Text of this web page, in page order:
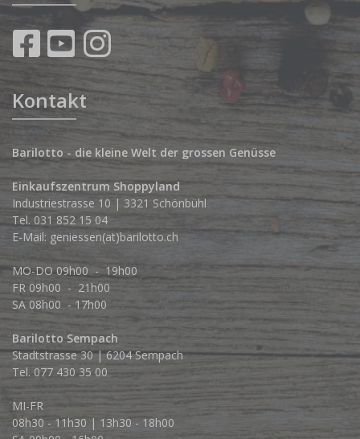
Kontakt
Barilotto - die kleine Welt der grossen Genüsse
Einkaufszentrum Shoppyland
Industriestrasse 10 | 3321 Schönbühl
Tel. 031 852 15 04
E-Mail: geniessen(at)barilotto.ch
MO-DO 09h00 - 19h00
FR 09h00 - 21h00
SA 08h00 - 17h00
Barilotto Sempach
Stadtstrasse 30 | 6204 Sempach
Tel. 077 430 35 00
MI-FR
08h30 - 11h30 | 13h30 - 18h00